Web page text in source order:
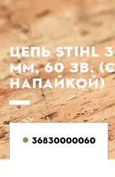
ЦЕПЬ STIHL
ММ, 60 ЗВ.
НАПАЙКОЙ)
36830000060